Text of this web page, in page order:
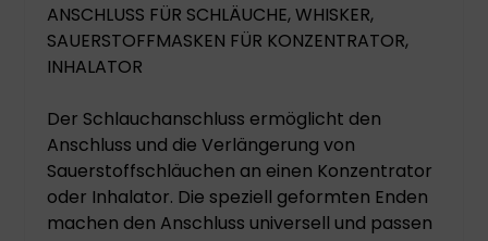
ANSCHLUSS FÜR SCHLÄUCHE, WHISKER,
SAUERSTOFFMASKEN FÜR KONZENTRATOR,
INHALATOR
Der Schlauchanschluss ermöglicht den
Anschluss und die Verlängerung von
Sauerstoffschläuchen an einen Konzentrator
oder Inhalator. Die speziell geformten Enden
machen den Anschluss universell und passen